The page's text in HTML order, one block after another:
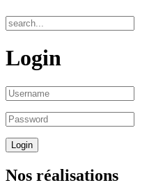
Login
Nos réalisations